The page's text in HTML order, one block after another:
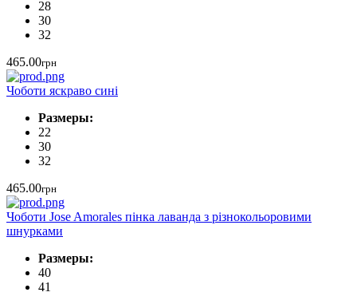
28
30
32
465.00грн
Чоботи яскраво сині
Размеры:
22
30
32
465.00грн
Чоботи Jose Amorales пінка лаванда з різнокольоровими
шнурками
Размеры:
40
41